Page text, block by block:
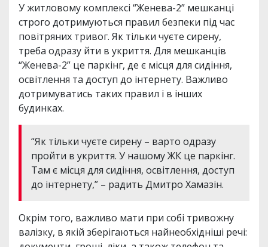
У житловому комплексі “Женева-2” мешканці
строго дотримуються правил безпеки під час
повітряних тривог. Як тільки чуєте сирену,
треба одразу йти в укриття. Для мешканців
“Женева-2” це паркінг, де є місця для сидіння,
освітлення та доступ до інтернету. Важливо
дотримуватись таких правил і в інших
будинках.
“Як тільки чуєте сирену – варто одразу
пройти в укриття. У нашому ЖК це паркінг.
Там є місця для сидіння, освітлення, доступ
до інтернету,” – радить Дмитро Хамазін.
Окрім того, важливо мати при собі тривожну
валізку, в якій зберігаються найнеобхідніші речі: